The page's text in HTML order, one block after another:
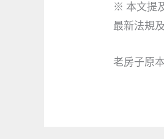
※ 本文提
最新法規
老房子原